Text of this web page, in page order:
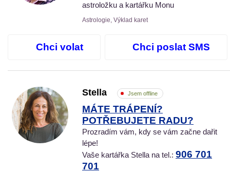
astroložku a kartářku Monu
Astrologie, Výklad karet
Chci volat Chci poslat SMS
Stella Jsem offline
MÁTE TRÁPENÍ?
POTŘEBUJETE RADU?
Prozradím vám, kdy se vám začne dařit
lépe!
Vaše kartářka Stella na tel.: 906 701
701